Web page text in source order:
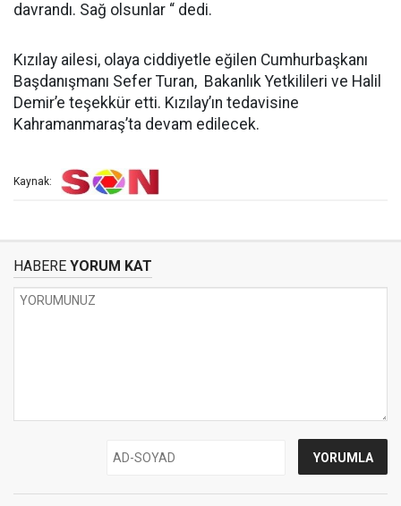
davrandı. Sağ olsunlar “ dedi.
Kızılay ailesi, olaya ciddiyetle eğilen Cumhurbaşkanı
Başdanışmanı Sefer Turan, Bakanlık Yetkilileri ve Halil
Demir’e teşekkür etti. Kızılay’ın tedavisine
Kahramanmaraş’ta devam edilecek.
Kaynak:
HABERE YORUM KAT